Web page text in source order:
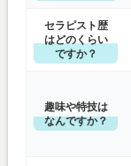
セラピスト歴
はどのくらい
ですか？
趣味や特技は
なんですか？